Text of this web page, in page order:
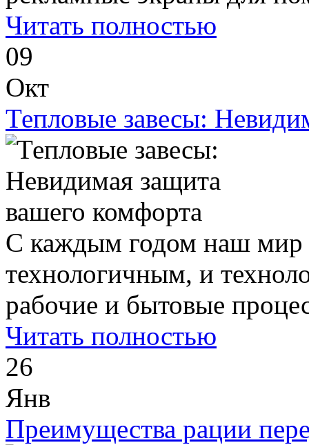
Читать полностью
09
Окт
Тепловые завесы:
С каждым годом наш мир
технологичным, и
рабочие и бытовые
Читать полностью
26
Янв
Преимущества рации